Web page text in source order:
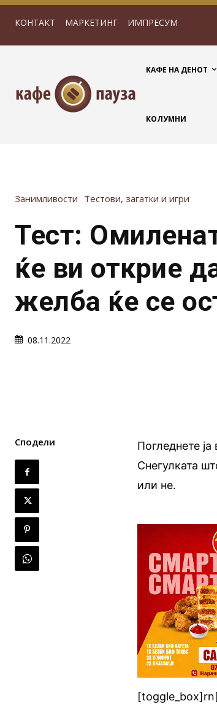
КОНТАКТ МАРКЕТИНГ ИМПРЕСУМ
КАФЕ НА ДЕНОТ
КОЛУМНИ
Занимливости Тестови, загатки и игри
Тест:
ќе ви открие
желба ќе се
08.11.2022
Сподели
Погледнете
Снегулката
или не.